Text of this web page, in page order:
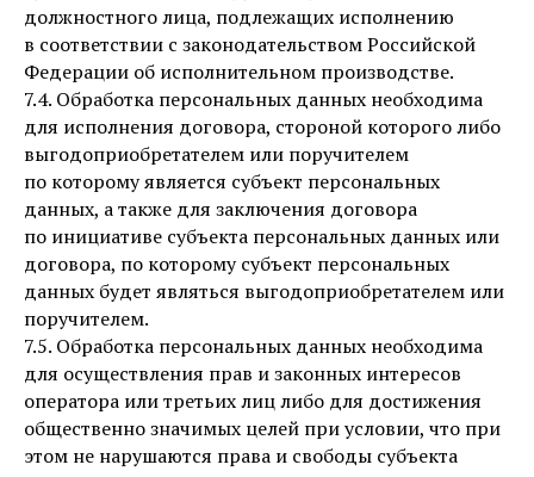
должностного лица, подлежащих исполнению
в соответствии с законодательством Российской
Федерации об исполнительном производстве.
7.4. Обработка персональных данных необходима
для исполнения договора, стороной которого либо
выгодоприобретателем или поручителем
по которому является субъект персональных
данных, а также для заключения договора
по инициативе субъекта персональных данных или
договора, по которому субъект персональных
данных будет являться выгодоприобретателем или
поручителем.
7.5. Обработка персональных данных необходима
для осуществления прав и законных интересов
оператора или третьих лиц либо для достижения
общественно значимых целей при условии, что при
этом не нарушаются права и свободы субъекта